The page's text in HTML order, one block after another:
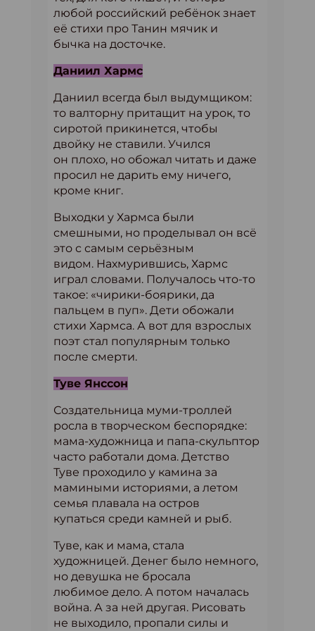
любой российский ребёнок знает
её стихи про Танин мячик и
бычка на досточке.
Даниил Хармс
Даниил всегда был выдумщиком:
то валторну притащит на урок, то
сиротой прикинется, чтобы
двойку не ставили. Учился
он плохо, но обожал читать и даже
просил не дарить ему ничего,
кроме книг.
Выходки у Хармса были
смешными, но проделывал он всё
это с самым серьёзным
видом. Нахмурившись, Хармс
играл словами. Получалось что-то
такое: «чирики-боярики, да
пальцем в пуп». Дети обожали
стихи Хармса. А вот для взрослых
поэт стал популярным только
после смерти.
Туве Янссон
Создательница муми-троллей
росла в творческом беспорядке:
мама-художница и папа-скульптор
часто работали дома. Детство
Туве проходило у камина за
мамиными историями, а летом
семья плавала на остров
купаться среди камней и рыб.
Туве, как и мама, стала
художницей. Денег было немного,
но девушка не бросала
любимое дело. А потом началась
война. А за ней другая. Рисовать
не выходило, пропали силы и